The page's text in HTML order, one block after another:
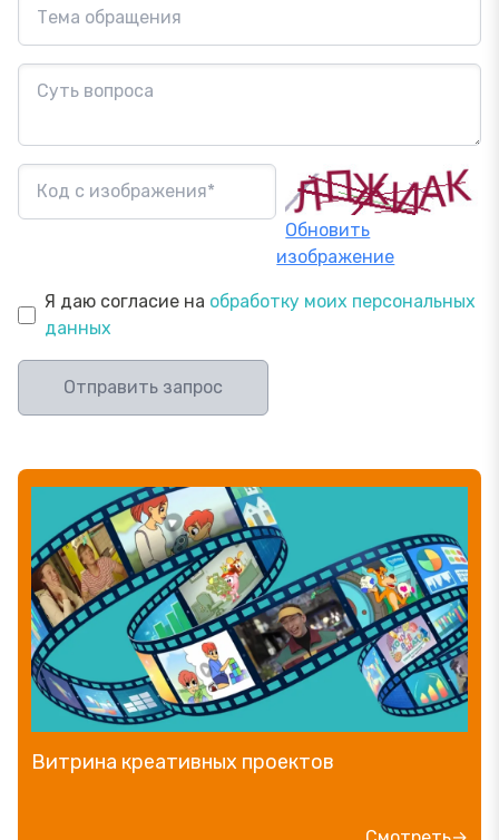
Обновить
изображение
Я даю согласие на обработку моих персональных
данных
Отправить запрос
Прямой эфир «Мошенник VS Финансовый